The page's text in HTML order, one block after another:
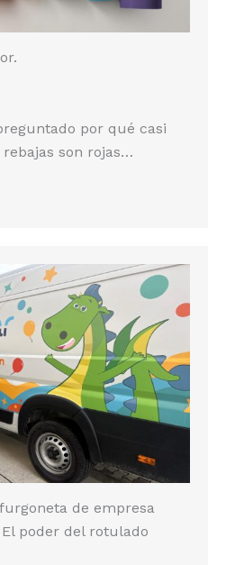
por qué casi
son rojas…
de empresa
poder del rotulado